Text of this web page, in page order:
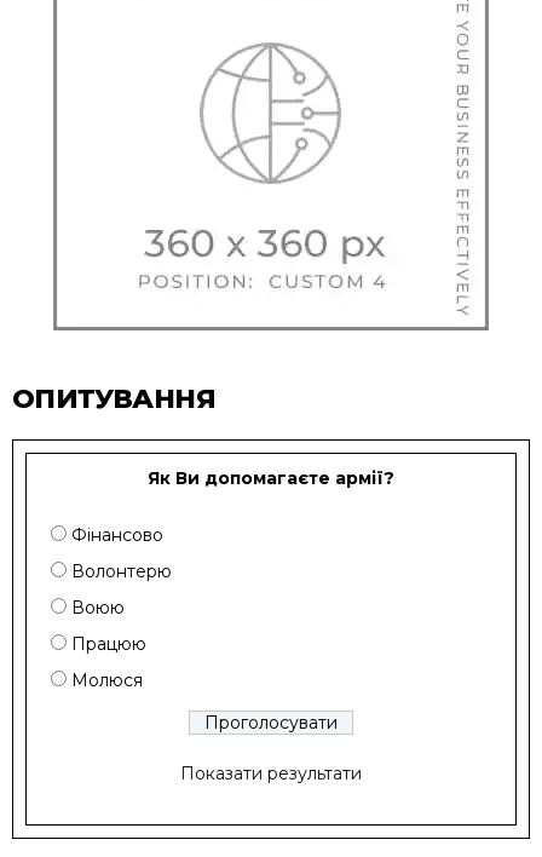
ОПИТУВАННЯ
Як Ви допомагаєте армії?
Фінансово
Волонтерю
Воюю
Працюю
Молюся
Показати результати